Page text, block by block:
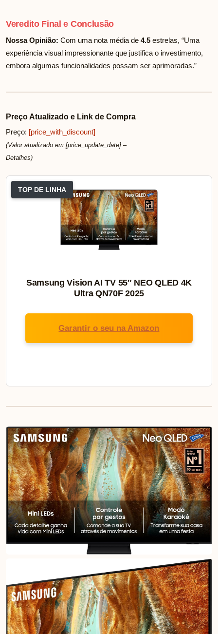
Veredito Final e Conclusão
Nossa Opinião: Com uma nota média de 4.5 estrelas, “Uma
experiência visual impressionante que justifica o investimento,
embora algumas funcionalidades possam ser aprimoradas.”
Preço Atualizado e Link de Compra
Preço: [price_with_discount]
(Valor atualizado em [price_update_date] –
Detalhes)
TOP DE LINHA
Samsung Vision AI TV 55″ NEO QLED 4K
Ultra QN70F 2025
Garantir o seu na Amazon